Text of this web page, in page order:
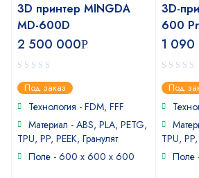
3D принтер MINGDA
MD-600D
2 500 000Р
0
out
of
Под заказ
Технология - FDM, FFF
Материал - ABS, PLA, PETG,
TPU, PP, PEEK, Гранулят
Поле - 600 x 600 x 600
3D-
600
1
0
out
of
Под
TPU,
Поле